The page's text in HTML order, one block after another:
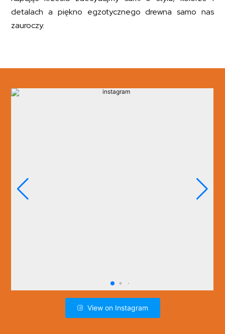
detalach a piękno egzotycznego drewna samo nas
zauroczy.
View on Instagram